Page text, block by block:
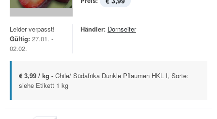
Leider verpasst!
Gültig: 27.01. -
02.02.
Händler: Dornseifer
€ 3,99 / kg - Chile/ Südafrika Dunkle Pflaumen HKL I, Sorte:
siehe Etikett 1 kg